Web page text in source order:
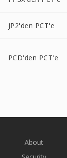
JP2'den PCT'e
PCD'den PCT'e
About